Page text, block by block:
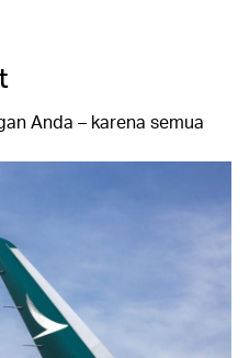
Anda – karena semua